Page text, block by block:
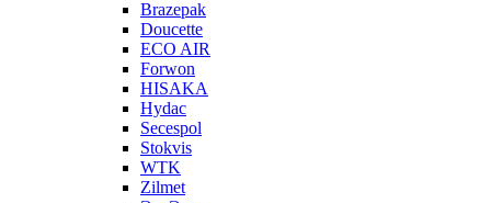
Brazepak
Doucette
ECO AIR
Forwon
HISAKA
Hydac
Secespol
Stokvis
WTK
Zilmet